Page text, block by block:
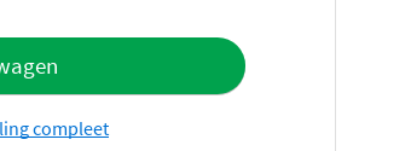
compleet